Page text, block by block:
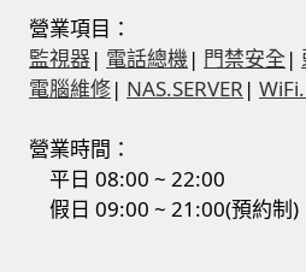
營業項目：
監視器| 電話總機| 門禁安全 |
電腦維修| NAS.SERVER |
營業時間：
平日 08:00 ~ 22:00
假日 09:00 ~ 21:00(預約制)